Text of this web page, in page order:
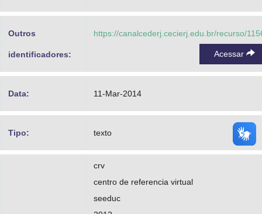
Outros
identificadores:
https://canalcederj.cecierj.edu.br/recurso/
Acessar
Data: 11-Mar-2014
Tipo: texto
crv
centro de referencia virtual
seeduc